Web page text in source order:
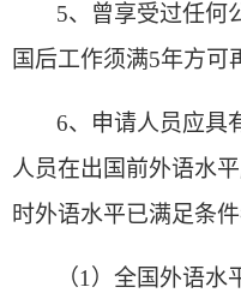
5、曾享受过任何
国后工作须满5年方可
6、申请人员应具
人员在出国前外语水
时外语水平已满足条件
（1）全国外语